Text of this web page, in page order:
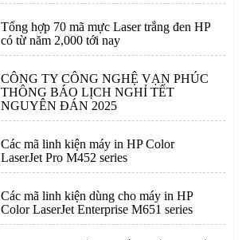
Tổng hợp 70 mã mực Laser trắng đen HP
có từ năm 2,000 tới nay
CÔNG TY CÔNG NGHỆ VẠN PHÚC
THÔNG BÁO LỊCH NGHỈ TẾT
NGUYÊN ĐÁN 2025
Các mã linh kiện máy in HP Color
LaserJet Pro M452 series
Các mã linh kiện dùng cho máy in HP
Color LaserJet Enterprise M651 series